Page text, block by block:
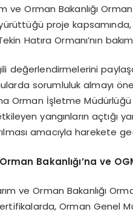
ve Orman Bakanlığı
proje
Hatıra Ormanı’nın
değerlendirmelerini
sorumluluk almayı
Orman İşletme Müdürlüğü
yangınların açtığı
amacıyla harekete
Bakanlığı’na ve
ve Orman Bakanlığı
Orman Genel